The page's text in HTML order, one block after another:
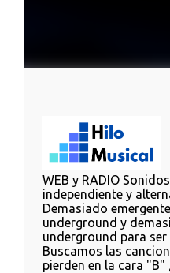
WEB y RADIO
independiente y
Demasiado
underground y
underground para ser
Buscamos las
pierden en la cara "B"